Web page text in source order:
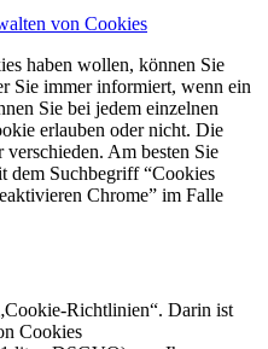
von Cookies
haben wollen, können Sie
Sie immer informiert, wenn ein
Sie bei jedem einzelnen
erlauben oder nicht. Die
Am besten Sie
dem Suchbegriff “Cookies
Chrome” im Falle
Richtlinien“. Darin ist
Cookies